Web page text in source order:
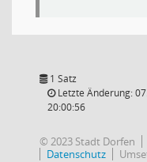
1 Satz
Letzte Änderung:
20:00:56
© 2023 Stadt Dorfen
Datenschutz